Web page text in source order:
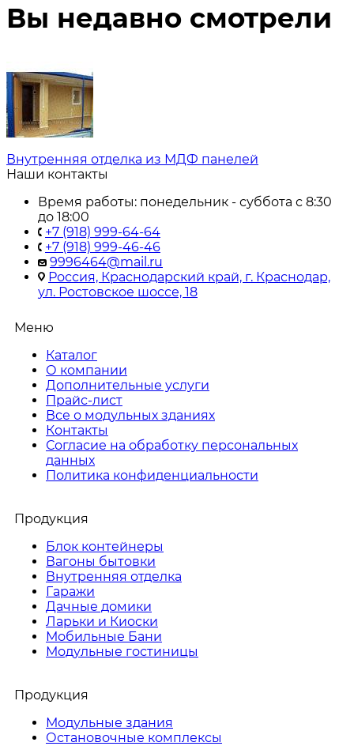
Вы недавно смотрели
Внутренняя отделка из МДФ панелей
Наши контакты
Время работы: понедельник - суббота с 8:30
до 18:00
+7 (918) 999-64-64
+7 (918) 999-46-46
9996464@mail.ru
Россия, Краснодарский край, г. Краснодар,
ул. Ростовское шоссе, 18
Меню
Каталог
О компании
Дополнительные услуги
Прайс-лист
Все о модульных зданиях
Контакты
Согласие на обработку персональных
данных
Политика конфиденциальности
Продукция
Блок контейнеры
Вагоны бытовки
Внутренняя отделка
Гаражи
Дачные домики
Ларьки и Киоски
Мобильные Бани
Модульные гостиницы
Продукция
Модульные здания
Остановочные комплексы